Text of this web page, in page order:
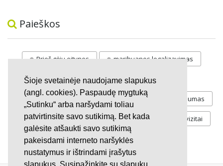
Šioje svetainėje naudojame slapukus
(angl. cookies). Paspaudę mygtuką
„Sutinku“ arba naršydami toliau
patvirtinsite savo sutikimą. Bet kada
galėsite atšaukti savo sutikimą
pakeisdami interneto naršyklės
nustatymus ir ištrindami įrašytus
Paieškos
Prieš gėju eitynes marihuanos legalizavimas
STOP vaiku atemimas
Pilnos moksleivių vasaros atostogos referendumas
Keliu jaunystės Valandos Rekvizitai
Investicijos